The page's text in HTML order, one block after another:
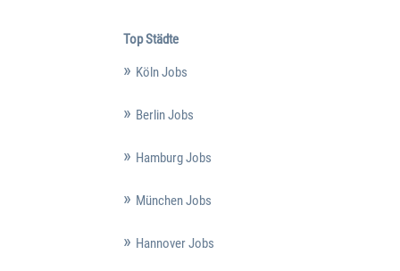
Top Städte
Köln Jobs
Berlin Jobs
Hamburg Jobs
München Jobs
Hannover Jobs